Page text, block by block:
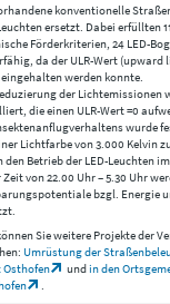
konventionelle
ersetzt. Dabei erfüllten
Förderkriterien, 24 LED-
da der ULR-Wert
werden konnte.
der Lichtemissionen
die einen ULR-Wert =0
wurde
Lichtfarbe von 3.000 Kelvin
den Betrieb der LED-Leuchten
Zeit von 22.00 Uhr – 5.30 Uhr
bzgl. Energie
Sie weitere Projekte der
Umrüstung der
undin den
.